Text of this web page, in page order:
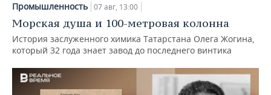
Промышленность 07 авг, 13:00
Морская душа и 100-метровая колонна
История заслуженного химика Татарстана Олега Жогина,
который 32 года знает завод до последнего винтика